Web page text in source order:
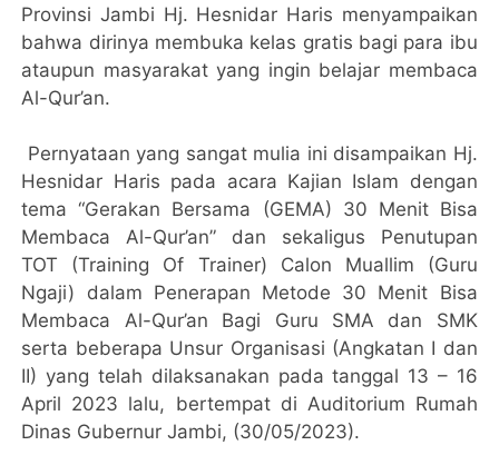
Provinsi Jambi Hj. Hesnidar Haris menyampaikan
bahwa dirinya membuka kelas gratis bagi para ibu
ataupun masyarakat yang ingin belajar membaca
Al-Qur’an.
Pernyataan yang sangat mulia ini disampaikan Hj.
Hesnidar Haris pada acara Kajian Islam dengan
tema “Gerakan Bersama (GEMA) 30 Menit Bisa
Membaca Al-Qur’an” dan sekaligus Penutupan
TOT (Training Of Trainer) Calon Muallim (Guru
Ngaji) dalam Penerapan Metode 30 Menit Bisa
Membaca Al-Qur’an Bagi Guru SMA dan SMK
serta beberapa Unsur Organisasi (Angkatan I dan
II) yang telah dilaksanakan pada tanggal 13 – 16
April 2023 lalu, bertempat di Auditorium Rumah
Dinas Gubernur Jambi, (30/05/2023).